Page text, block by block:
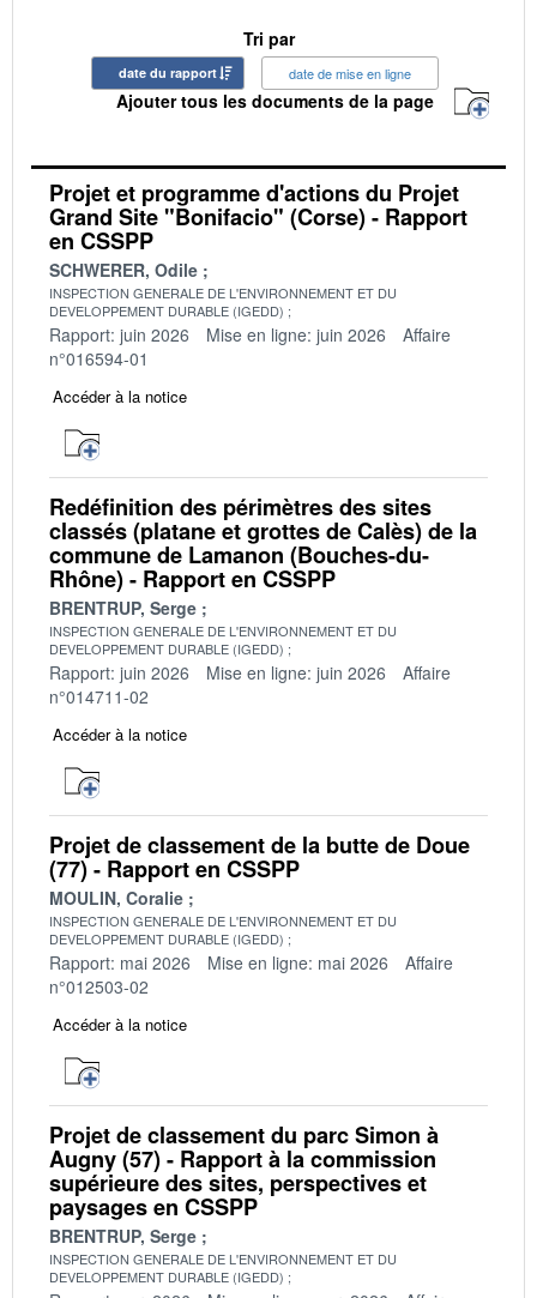
Tri par
date du rapport date de mise en ligne
Ajouter tous les documents de la page
Projet et programme d'actions du Projet
Grand Site "Bonifacio" (Corse) - Rapport
en CSSPP
SCHWERER, Odile
INSPECTION GENERALE DE L'ENVIRONNEMENT ET DU
DEVELOPPEMENT DURABLE (IGEDD)
Rapport: juin 2026 Mise en ligne: juin 2026
Affaire
n°016594-01
Accéder à la notice
Redéfinition des périmètres des sites
classés (platane et grottes de Calès) de la
commune de Lamanon (Bouches-du-
Rhône) - Rapport en CSSPP
BRENTRUP, Serge
INSPECTION GENERALE DE L'ENVIRONNEMENT ET DU
DEVELOPPEMENT DURABLE (IGEDD)
Rapport: juin 2026 Mise en ligne: juin 2026
Affaire
n°014711-02
Accéder à la notice
Projet de classement de la butte de Doue
(77) - Rapport en CSSPP
MOULIN, Coralie
INSPECTION GENERALE DE L'ENVIRONNEMENT ET DU
DEVELOPPEMENT DURABLE (IGEDD)
Rapport: mai 2026 Mise en ligne: mai 2026
Affaire
n°012503-02
Accéder à la notice
Projet de classement du parc Simon à
Augny (57) - Rapport à la commission
supérieure des sites, perspectives et
paysages en CSSPP
BRENTRUP, Serge
INSPECTION GENERALE DE L'ENVIRONNEMENT ET DU
DEVELOPPEMENT DURABLE (IGEDD)